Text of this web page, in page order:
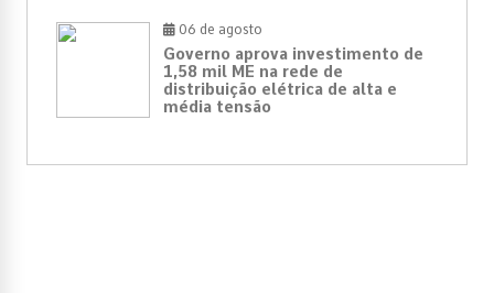
06 de agosto
Governo aprova investimento de
1,58 mil ME na rede de
distribuição elétrica de alta e
média tensão